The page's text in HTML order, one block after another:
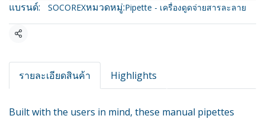
แบรนด์:
SOCOREXหมวดหมู่:Pipette - เครื่องดูดจ่ายสารละลาย
แชร์
รายละเอียดสินค้า Highlights
Built with the users in mind, these manual pipettes